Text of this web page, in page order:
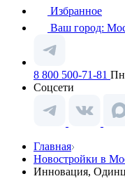
Избранное
Ваш город:
8 800 500-71-81
Соцсети
Главная
Новостройки в
Инновация,